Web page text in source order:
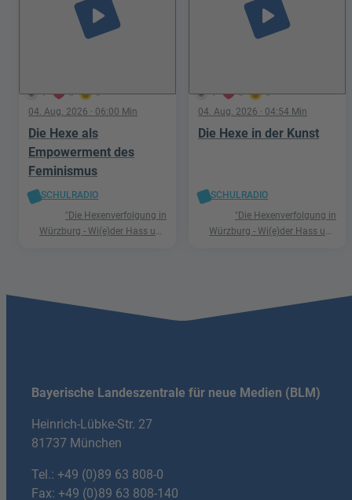
1 0 0
play_arrow
04. Aug. 2026 · 06:00 Min
Die Hexe als
Empowerment des
Feminismus
SCHULRADIO
"Die Hexenverfolgung in
Würzburg - Wi(e)der Hass und
1 0 0
play_arrow
04. Aug. 2026 · 04:54 Min
Die Hexe in der Kunst
SCHULRADIO
"Die Hexenverfolgung in
Würzburg - Wi(e)der Hass und
Bayerische Landeszentrale für neue Medien (BLM)
Heinrich-Lübke-Str. 27
81737 München
Tel.: +49 (0)89 63 808-0
Fax: +49 (0)89 63 808-140